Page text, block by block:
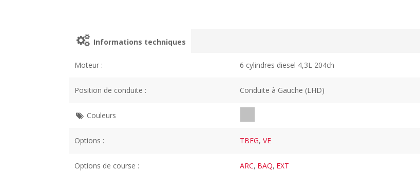
Informations techniques
Moteur : 6 cylindres diesel 4,3L 204ch
Position de conduite : Conduite à Gauche (LHD)
Couleurs
Options : TBEG,VE
Options de course : ARC, BAQ, EXT